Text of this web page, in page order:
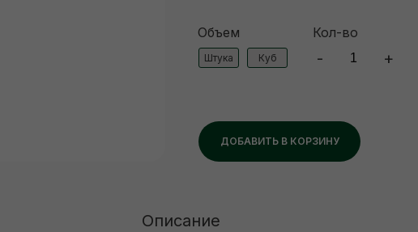
Объем
ДОБАВИТЬ В КОРЗИНУ
Штука Куб
Кол-во
- +
Описание